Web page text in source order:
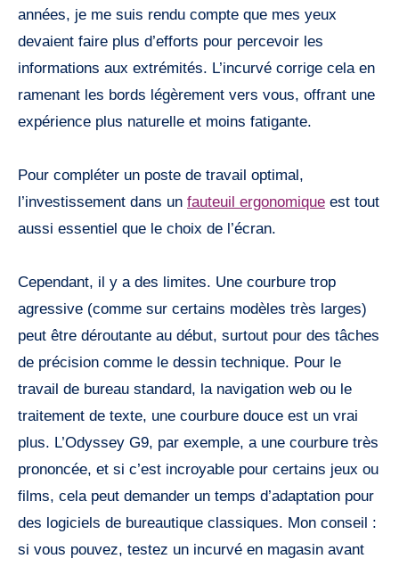
années, je me suis rendu compte que mes yeux
devaient faire plus d’efforts pour percevoir les
informations aux extrémités. L’incurvé corrige cela en
ramenant les bords légèrement vers vous, offrant une
expérience plus naturelle et moins fatigante.
Pour compléter un poste de travail optimal,
l’investissement dans un fauteuil ergonomique est tout
aussi essentiel que le choix de l’écran.
Cependant, il y a des limites. Une courbure trop
agressive (comme sur certains modèles très larges)
peut être déroutante au début, surtout pour des tâches
de précision comme le dessin technique. Pour le
travail de bureau standard, la navigation web ou le
traitement de texte, une courbure douce est un vrai
plus. L’Odyssey G9, par exemple, a une courbure très
prononcée, et si c’est incroyable pour certains jeux ou
films, cela peut demander un temps d’adaptation pour
des logiciels de bureautique classiques. Mon conseil :
si vous pouvez, testez un incurvé en magasin avant